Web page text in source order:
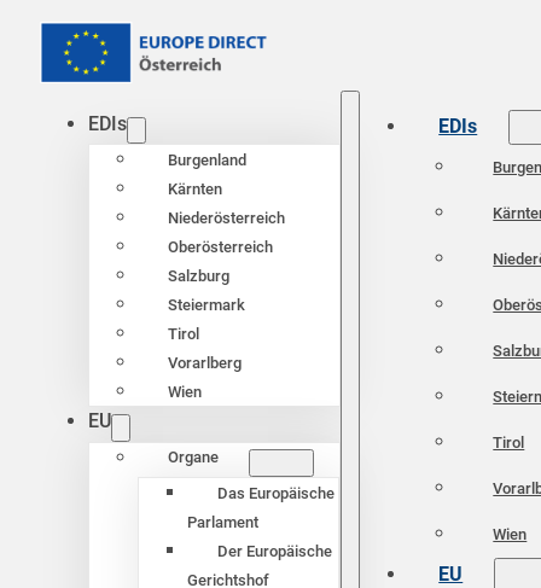
EDIs
Burgenland
Kärnten
Niederösterreich
Oberösterreich
Salzburg
Steiermark
Tirol
Vorarlberg
Wien
EU
Organe
Das Europäische
Parlament
Der Europäische
Gerichtshof
EDIs
Tirol
Wien
EU